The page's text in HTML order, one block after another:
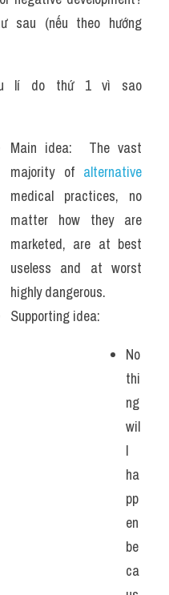
sau (nếu theo hướng
lí do thứ 1 vì sao
Main idea:  The vast
majority of alternative
medical practices, no
matter how they are
marketed, are at best
useless and at worst
highly dangerous.
Supporting idea:
No
thi
ng
wil
l
ha
pp
en
be
ca